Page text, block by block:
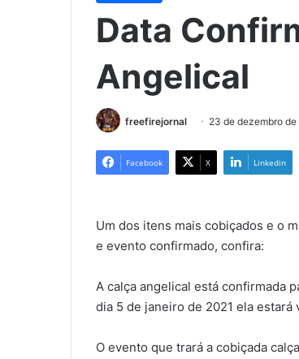
Data
Angelical
freefirejornal 23 de dezembro
Facebook X Linkedin
Um dos itens mais cobiçados e o
e evento confirmado, confira:
A calça angelical está confirmada
dia 5 de janeiro de 2021 ela estará
O evento que trará a cobiçada